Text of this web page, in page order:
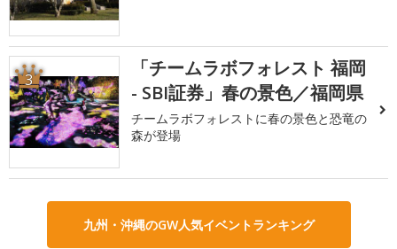
3
「チームラボフォレスト 福岡
- SBI証券」春の景色／福岡県
チームラボフォレストに春の景色と恐竜の
森が登場
九州・沖縄のGW人気イベントランキング